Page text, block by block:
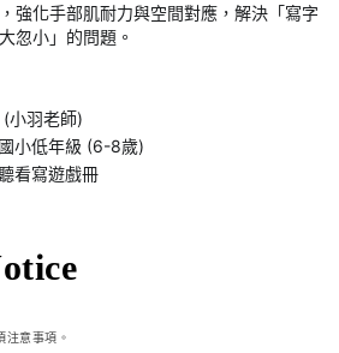
強化手部肌耐力與空間對應，解決「寫字
忽小」的問題。
(小羽老師)
小低年級 (6-8歲)
看寫遊戲冊
注意事項。